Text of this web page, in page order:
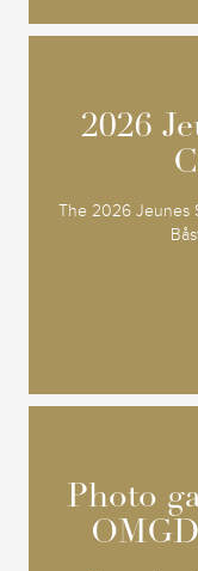
2026
The 2026 Jeunes
2026
Photo
Photo